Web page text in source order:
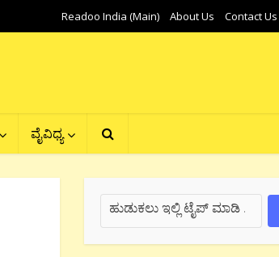
Readoo India (Main) About Us Contact Us
ವೈವಿಧ್ಯ